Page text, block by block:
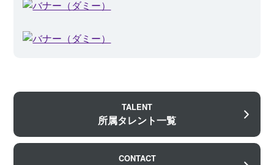
TALENT
所属タレント一覧
CONTACT